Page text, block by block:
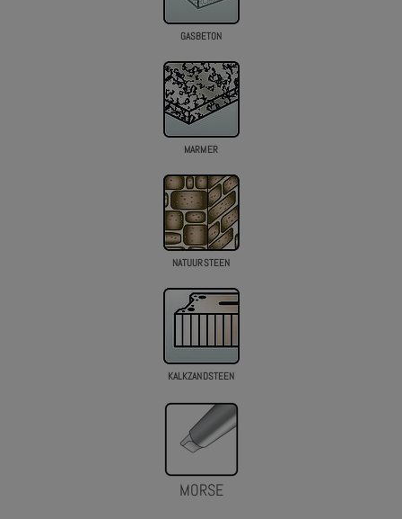
GASBETON
MARMER
NATUURSTEEN
KALKZANDSTEEN
MORSE